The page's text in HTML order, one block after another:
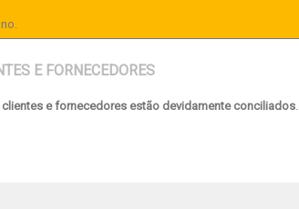
E FORNECEDORES
clientes e fornecedores estão devidamente conciliados.